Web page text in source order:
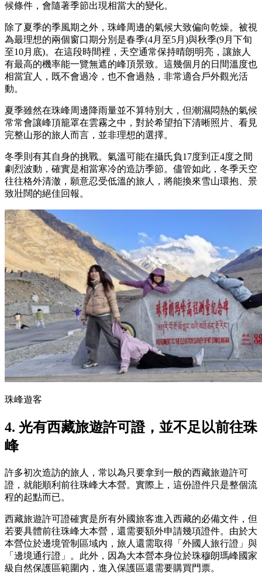
候條件，會隨著季節出現相當大的變化。
除了夏季的季風期之外，珠峰周邊的氣候大致偏向乾燥。被視
為最理想的兩個窗口期分別是春季(4月至5月)與秋季(9月下旬
至10月底)。在這段時間裡，天空通常保持晴朗明亮，讓旅人
有最高的機率能一覽無遮的峰頂景致。這幾個月的日間溫度也
相當宜人，既不會過冷，也不會過熱，非常適合戶外觀光活
動。
夏季雖然在珠峰周邊降雨量並不算特別大，但潮濕悶熱的氣候
常常會讓峰頂籠罩在雲霧之中，對於希望拍下清晰照片、看見
完整山形的旅人而言，並非理想的選擇。
冬季則有其自身的挑戰。氣溫可能在攝氏負17度到正4度之間
劇烈波動，確實是相當寒冷的造訪季節。儘管如此，冬季天空
往往格外清澈，願意忍受低溫的旅人，將能換來雪山環抱、景
致壯闊的絕佳回報。
珠峰遊客
4. 光有西藏旅遊許可證，並不足以前往珠
峰
許多初次造訪的旅人，常以為只要拿到一般的西藏旅遊許可
證，就能順利前往珠峰大本營。實際上，這份證件只是整個流
程的起點而已。
西藏旅遊許可證確實是所有外國旅客進入西藏的必備文件，但
若要具體前往珠峰大本營，還需要額外申請幾項證件。由於大
本營位於邊境管制區域內，旅人還需取得「外國人旅行證」與
「邊境通行證」。此外，因為大本營本身位於珠穆朗瑪峰國家
級自然保護區範圍內，進入保護區還需要購買門票。